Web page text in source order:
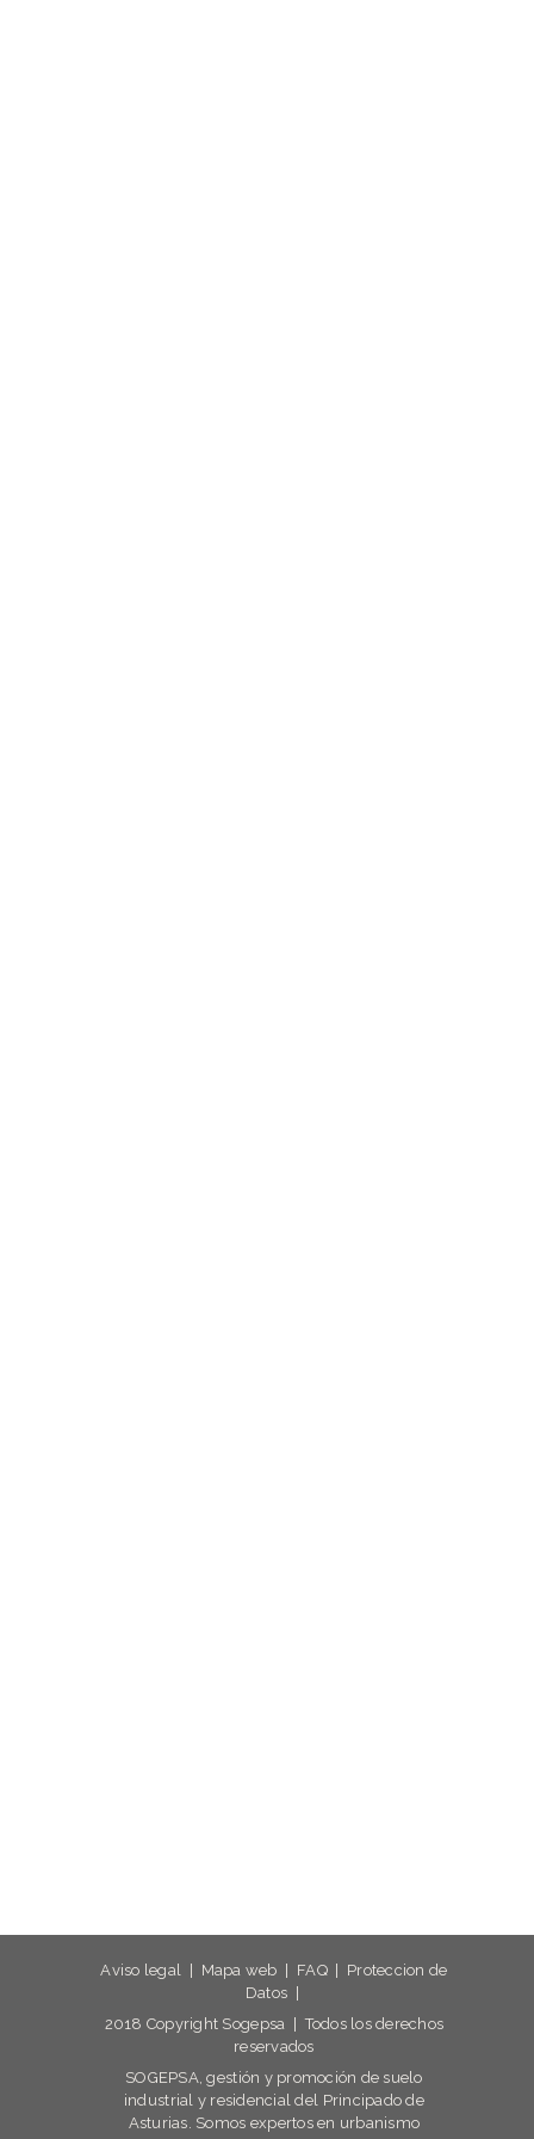
Aviso legal | Mapa web | FAQ| Proteccion de
Datos |
2018 Copyright Sogepsa | Todos los derechos
reservados
SOGEPSA, gestión y promoción de suelo
industrial y residencial del Principado de
Asturias. Somos expertos en urbanismo